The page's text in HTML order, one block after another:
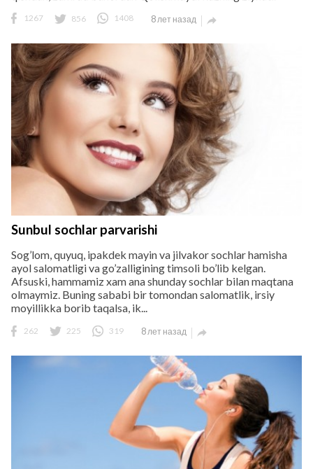
1267 856 1408 8 лет назад 
Sunbul sochlar parvarishi
Sog’lom, quyuq, ipakdek mayin va jilvakor sochlar hamisha
ayol salomatligi va go’zalligining timsoli bo’lib kelgan.
Afsuski, hammamiz xam ana shunday sochlar bilan maqtana
olmaymiz. Buning sababi bir tomondan salomatlik, irsiy
moyillikka borib taqalsa, ik...
262 225 319 8 лет назад 